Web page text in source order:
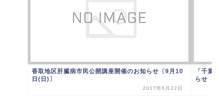
香取地区肝臓病市民公開講座開催のお知らせ〔9月10
日(日)〕
2017年6月22日
「千葉
らせ（